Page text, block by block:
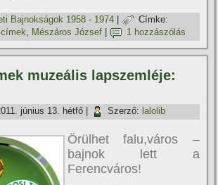
Bajnokságok 1958 - 1974 |
Címke:
, Mészáros József 1 hozzászólás
muzeális lapszemléje:
június 13. hétfő Szerző: lalolib
Örülhet falu,város –
bajnok lett a
Ferencváros!